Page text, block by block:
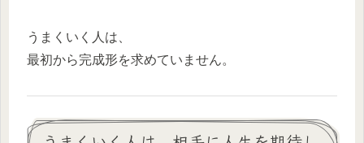
うまくいく人は、
最初から完成形を求めていません。